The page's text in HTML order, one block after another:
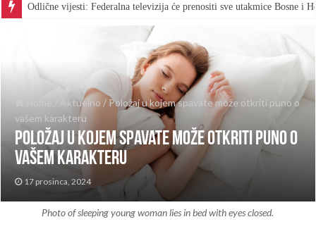
Odlične vijesti: Federalna televizija će prenositi sve utakmice Bosne i
Aktuelno / Položaj u kojem spavate može otkriti puno o
vašem karakteru
Položaj u kojem spavate može otkriti puno o
vašem karakteru
17 prosinca, 2024
Photo of sleeping young woman lies in bed with eyes closed.